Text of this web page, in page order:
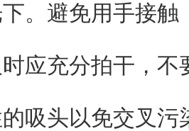
。避免用手接
应充分拍干，不
吸头以免交叉污